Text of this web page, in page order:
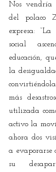
Nos
del polaco
expresa:
social
educación,
la
más
utilizada
activo la
ahora dos
a evaporarse
su